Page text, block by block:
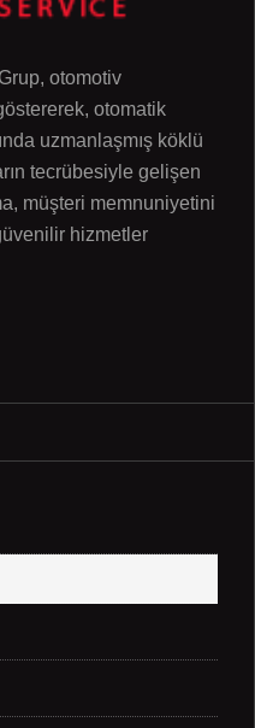
otomotiv
otomatik
uzmanlaşmış köklü
tecrübesiyle gelişen
müşteri memnuniyetini
hizmetler